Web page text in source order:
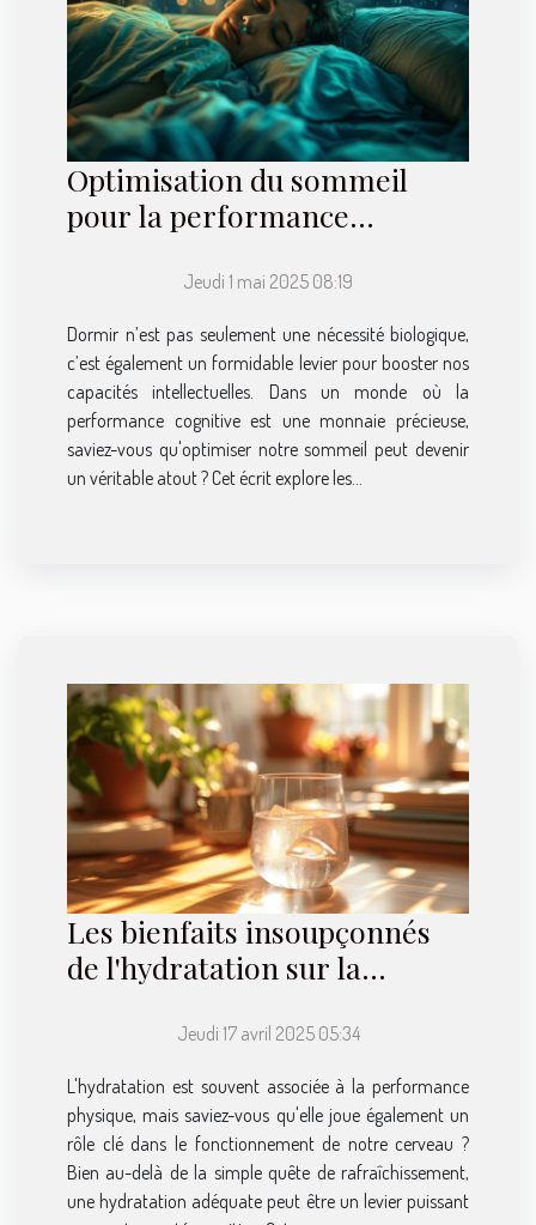
Optimisation du sommeil
pour la performance
meilleures techniques
Jeudi 1 mai 2025 08:19
Dormir n’est pas seulement une nécessité biologique,
c’est également un formidable levier pour booster nos
capacités intellectuelles. Dans un monde où la
performance cognitive est une monnaie précieuse,
saviez-vous qu'optimiser notre sommeil peut devenir
un véritable atout ? Cet écrit explore les...
Les bienfaits insoupçonnés
de l'hydratation sur la
Jeudi 17 avril 2025 05:34
L'hydratation est souvent associée à la performance
physique, mais saviez-vous qu'elle joue également un
rôle clé dans le fonctionnement de notre cerveau ?
Bien au-delà de la simple quête de rafraîchissement,
une hydratation adéquate peut être un levier puissant